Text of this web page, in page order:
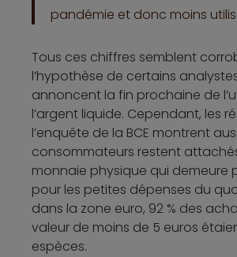
pandémie et donc moins
Tous ces chiffres semblent
l’hypothèse de certains
annoncent la fin prochaine de
l’argent liquide. Cependant, les
l’enquête de la BCE montrent
consommateurs restent
monnaie physique qui demeure
pour les petites dépenses du
dans la zone euro, 92 % des
valeur de moins de 5 euros
espèces.